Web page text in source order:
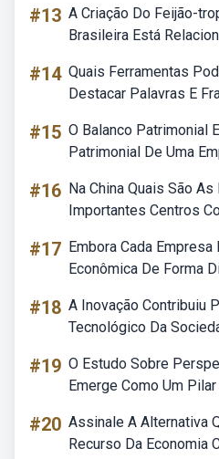
#13 A Criação Do Feijão-
Brasileira Está
#14 Quais Ferramentas
Destacar Palavras E
#15 O Balanco Patrimonial
Patrimonial De Uma
#16 Na China Quais São
Importantes Centros
#17 Embora Cada
Econômica De Forma
#18 A Inovação Contribuiu
Tecnológico Da
#19 O Estudo Sobre
Emerge Como Um
#20 Assinale A Alternativa
Recurso Da Economia